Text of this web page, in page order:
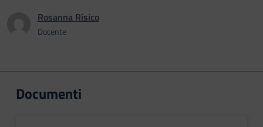
Rosanna Risico
Docente
Documenti